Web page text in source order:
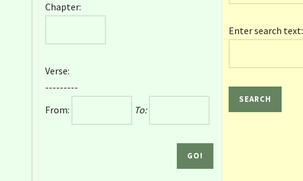
Chapter:
Verse:
---------
From:
To:
Enter search text: